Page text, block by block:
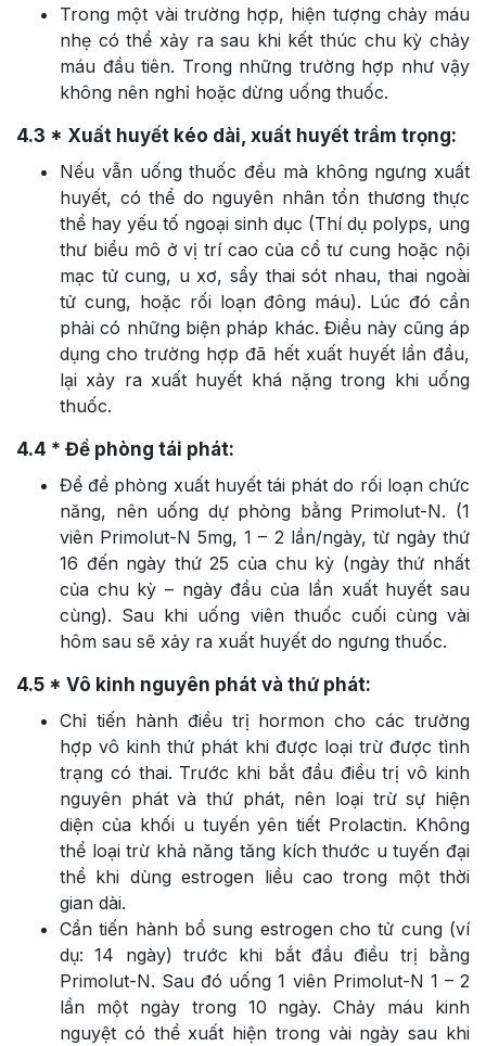
Trong một vài trường hợp, hiện tượng chảy máu
nhẹ có thể xảy ra sau khi kết thúc chu kỳ chảy
máu đầu tiên. Trong những trường hợp như vậy
không nên nghỉ hoặc dừng uống thuốc.
4.3 * Xuất huyết kéo dài, xuất huyết trầm trọng:
Nếu vẫn uống thuốc đều mà không ngưng xuất
huyết, có thể do nguyên nhân tổn thương thực
thể hay yếu tố ngoại sinh dục (Thí dụ polyps, ung
thư biểu mô ở vị trí cao của cổ tư cung hoặc nội
mạc tử cung, u xơ, sẩy thai sót nhau, thai ngoài
tử cung, hoặc rối loạn đông máu). Lúc đó cần
phải có những biện pháp khác. Điều này cũng áp
dụng cho trường hợp đã hết xuất huyết lần đầu,
lại xảy ra xuất huyết khá nặng trong khi uống
thuốc.
4.4 * Đề phòng tái phát:
Để đề phòng xuất huyết tái phát do rối loạn chức
năng, nên uống dự phòng bằng Primolut-N. (1
viên Primolut-N 5mg, 1 – 2 lần/ngày, từ ngày thứ
16 đến ngày thứ 25 của chu kỳ (ngày thứ nhất
của chu kỳ – ngày đầu của lần xuất huyết sau
cùng). Sau khi uống viên thuốc cuối cùng vài
hôm sau sẽ xảy ra xuất huyết do ngưng thuốc.
4.5 * Vô kinh nguyên phát và thứ phát:
Chỉ tiến hành điều trị hormon cho các trường
hợp vô kinh thứ phát khi được loại trừ được tình
trạng có thai. Trước khi bắt đầu điều trị vô kinh
nguyên phát và thứ phát, nên loại trừ sự hiện
diện của khối u tuyến yên tiết Prolactin. Không
thể loại trừ khả năng tăng kích thước u tuyến đại
thể khi dùng estrogen liều cao trong một thời
gian dài.
Cần tiến hành bổ sung estrogen cho tử cung (ví
dụ: 14 ngày) trước khi bắt đầu điều trị bằng
Primolut-N. Sau đó uống 1 viên Primolut-N 1 – 2
lần một ngày trong 10 ngày. Chảy máu kinh
nguyệt có thể xuất hiện trong vài ngày sau khi